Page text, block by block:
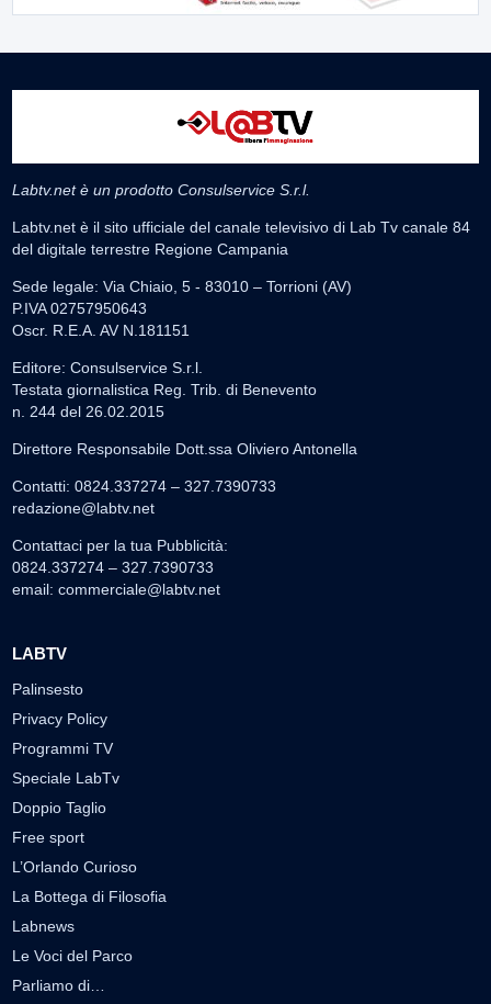
Labtv.net è un prodotto Consulservice S.r.l.
Labtv.net è il sito ufficiale del canale televisivo di Lab Tv canale 84
del digitale terrestre Regione Campania
Sede legale: Via Chiaio, 5 - 83010 – Torrioni (AV)
P.IVA 02757950643
Oscr. R.E.A. AV N.181151
Editore: Consulservice S.r.l.
Testata giornalistica Reg. Trib. di Benevento
n. 244 del 26.02.2015
Direttore Responsabile Dott.ssa Oliviero Antonella
Contatti: 0824.337274 – 327.7390733
redazione@labtv.net
Contattaci per la tua Pubblicità:
0824.337274 – 327.7390733
email: commerciale@labtv.net
LABTV
Palinsesto
Privacy Policy
Programmi TV
Speciale LabTv
Doppio Taglio
Free sport
L’Orlando Curioso
La Bottega di Filosofia
Labnews
Le Voci del Parco
Parliamo di…